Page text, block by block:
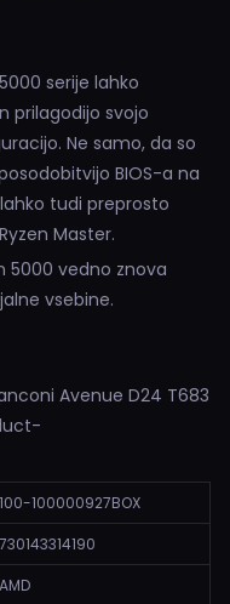
serije lahko
prilagodijo svojo
Ne samo, da so
BIOS-a na
tudi preprosto
Master.
5000 vedno znova
vsebine.
Avenue D24 T683
100-100000927BOX
730143314190
AMD